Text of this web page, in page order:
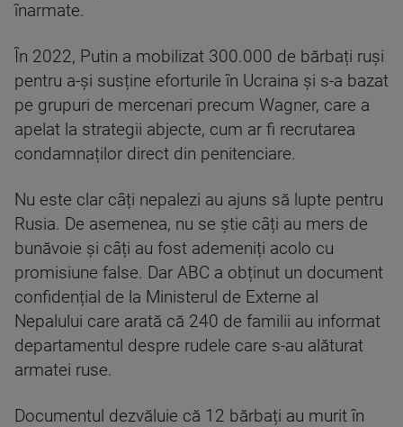
înarmate.
În 2022, Putin a mobilizat 300.000 de bărbați ruși
pentru a-și susține eforturile în Ucraina și s-a bazat
pe grupuri de mercenari precum Wagner, care a
apelat la strategii abjecte, cum ar fi recrutarea
condamnaților direct din penitenciare.
Nu este clar câți nepalezi au ajuns să lupte pentru
Rusia. De asemenea, nu se știe câți au mers de
bunăvoie și câți au fost ademeniți acolo cu
promisiune false. Dar ABC a obținut un document
confidențial de la Ministerul de Externe al
Nepalului care arată că 240 de familii au informat
departamentul despre rudele care s-au alăturat
armatei ruse.
Documentul dezvăluie că 12 bărbați au murit în